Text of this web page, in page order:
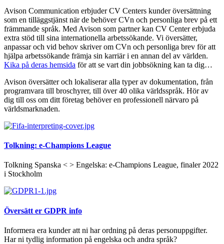
Avison Communication erbjuder CV Centers kunder översättning
som en tilläggstjänst när de behöver CVn och personliga brev på ett
främmande språk. Med Avison som partner kan CV Center erbjuda
extra stöd till sina internationella arbetssökande. Vi översätter,
anpassar och vid behov skriver om CVn och personliga brev för att
hjälpa arbetssökande främja sin karriär i en annan del av världen.
Kika på deras hemsida för att se vart din jobbsökning kan ta dig…
Avison översätter och lokaliserar alla typer av dokumentation, från
programvara till broschyrer, till över 40 olika världsspråk. Hör av
dig till oss om ditt företag behöver en professionell närvaro på
världsmarknaden.
Tolkning: e-Champions League
Tolkning Spanska < > Engelska: e-Champions League, finaler 2022
i Stockholm
Översätt er GDPR info
Informera era kunder att ni har ordning på deras personuppgifter.
Har ni tydlig information på engelska och andra språk?